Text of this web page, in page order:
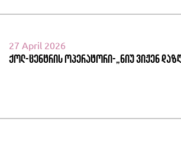
27 April 2026
ქოლ-ცენტრის ოპერატორი-„ნიუ ვიჟენ